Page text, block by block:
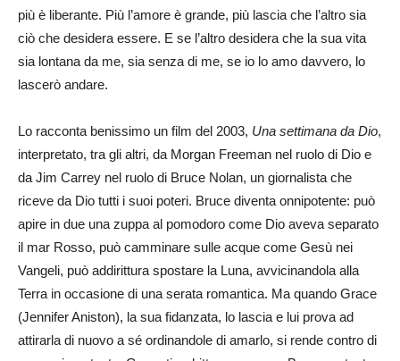
più è liberante. Più l’amore è grande, più lascia che l’altro sia
ciò che desidera essere. E se l’altro desidera che la sua vita
sia lontana da me, sia senza di me, se io lo amo davvero, lo
lascerò andare.
Lo racconta benissimo un film del 2003, Una settimana da Dio,
interpretato, tra gli altri, da Morgan Freeman nel ruolo di Dio e
da Jim Carrey nel ruolo di Bruce Nolan, un giornalista che
riceve da Dio tutti i suoi poteri. Bruce diventa onnipotente: può
apire in due una zuppa al pomodoro come Dio aveva separato
il mar Rosso, può camminare sulle acque come Gesù nei
Vangeli, può addirittura spostare la Luna, avvicinandola alla
Terra in occasione di una serata romantica. Ma quando Grace
(Jennifer Aniston), la sua fidanzata, lo lascia e lui prova ad
attirarla di nuovo a sé ordinandole di amarlo, si rende contro di